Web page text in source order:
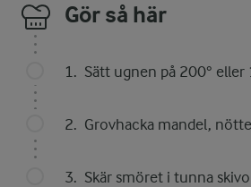
Gör så här
Sätt ugnen på 200° eller
Grovhacka mandel,
Skär smöret i tunna